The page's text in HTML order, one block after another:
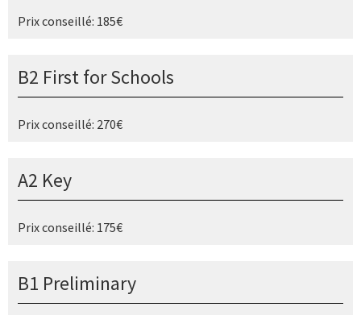
Prix conseillé: 185€
B2 First for Schools
Prix conseillé: 270€
A2 Key
Prix conseillé: 175€
B1 Preliminary